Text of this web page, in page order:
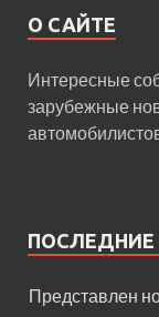
О САЙТЕ
Интересные
зарубежные
ПОСЛЕДНИЕ
Представлен